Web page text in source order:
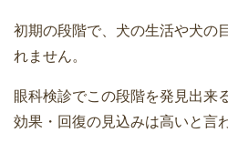
初期の段階で、犬の生活や犬の
れません。
眼科検診でこの段階を発見出来
効果・回復の見込みは高いと言